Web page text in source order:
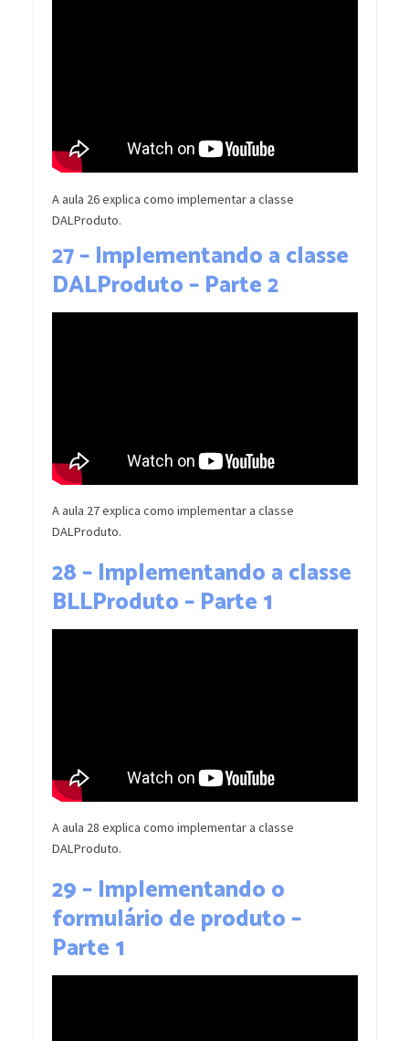
A aula 26 explica como implementar a classe
DALProduto.
27 – Implementando a classe
DALProduto – Parte 2
A aula 27 explica como implementar a classe
DALProduto.
28 – Implementando a classe
BLLProduto – Parte 1
A aula 28 explica como implementar a classe
DALProduto.
29 – Implementando o
formulário de produto –
Parte 1